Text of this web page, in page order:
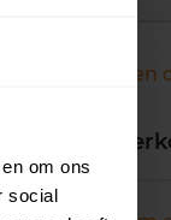
om ons
social
koopsommen